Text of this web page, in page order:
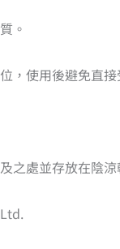
。
，使用後避免直接
之處並存放在陰